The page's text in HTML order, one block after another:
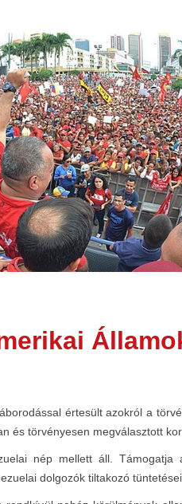
értesült azokról a
és törvényesen megválasztott
nép mellett áll. Támogatja
dolgozók tiltakozó